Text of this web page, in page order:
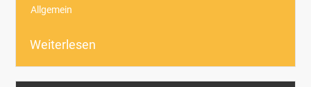
Allgemein
Weiterlesen